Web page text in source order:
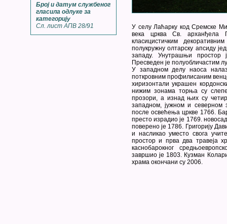
Број и датум службеног
гласила одлуке за
категорију
Сл. лист АПВ 28/91
У селу Лаћарку код Сремске
века црква Св. арханђела
класицистичким
полукружну олтарску апсиду
западу. Унутрашњи
Пресведен је полуобличастим
У западном делу наоса
поткровним профилисаним
хиризонтали украшен
нижим зонама торња су
прозори, а изнад њих су
западном, јужном и северном
после освећења цркве 1766.
престо израдио је 1769.
поверено је 1786. Григорију
и насликао уместо свога
простор и прва два травеја
каснобарокног
завршио је 1803. Кузман
храма окончани су 2006.